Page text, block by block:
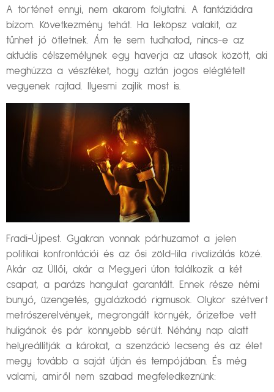
A történet ennyi, nem akarom folytatni. A fantáziádra
bízom. Következmény tehát. Ha leköpsz valakit, az
tűnhet jó ötletnek. Ám te sem tudhatod, nincs-e az
aktuális célszemélynek egy haverja az utasok között, aki
meghúzza a vészféket, hogy aztán jogos elégtételt
vegyenek rajtad. Ilyesmi zajlik most is.
Fradi-Újpest. Gyakran vonnak párhuzamot a jelen
politikai konfrontációi és az ősi zöld-lila rivalizálás közé.
Akár az Üllői, akár a Megyeri úton találkozik a két
csapat, a parázs hangulat garantált. Ennek része némi
bunyó, üzengetés, gyalázkodó rigmusok. Olykor szétvert
metrószerelvények, megrongált környék, őrizetbe vett
huligánok és pár könnyebb sérült. Néhány nap alatt
helyreállítják a károkat, a szenzáció lecseng és az élet
megy tovább a saját útján és tempójában. És még
valami, amiről nem szabad megfeledkeznünk: